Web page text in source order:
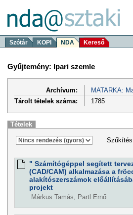
Szótár KOPI NDA Kereső
Gyűjtemény: Ipari szemle
Archívum:
MATARKA:
Tárolt tételek száma:
1785
Tételek
" Számítógéppel segített
(CAD/CAM) alkalmazása a
alakítószerszámok
projekt
Márkus Tamás, Partl Ernő